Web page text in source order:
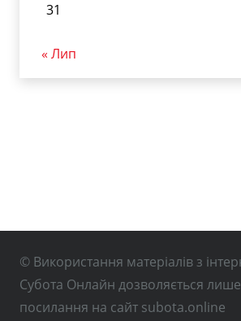
31
« Лип
© Використання матеріалів з
Субота Онлайн дозволяється
посилання на сайт subota.online